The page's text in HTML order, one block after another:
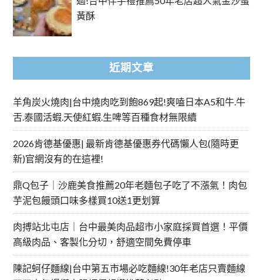
黃酥
近期文章
羊角炭火燒肉|台中燒肉吃到飽869起!爽嗑日本A5和牛.牛
舌.泰國活蝦.天使紅蝦.生啤等百種食材無限續
2026肯德基優惠| 最新肯德基優惠券代碼懶人包(隨時更
新)官網沒有的在這裡!
鼎Q包子｜沙鹿美食推薦20年老麵包子吃了不漲氣！肉包
芋泥包饅頭口味多樣買10送1更划算
肉搏站北屯店｜台中最美肉品超市小家庭採買首選！平價
高級肉品、客製化分切，舒適空間免費停車
陳記蚵仔麵線|台中第五市場必吃麵線!30年老店只賣麵線